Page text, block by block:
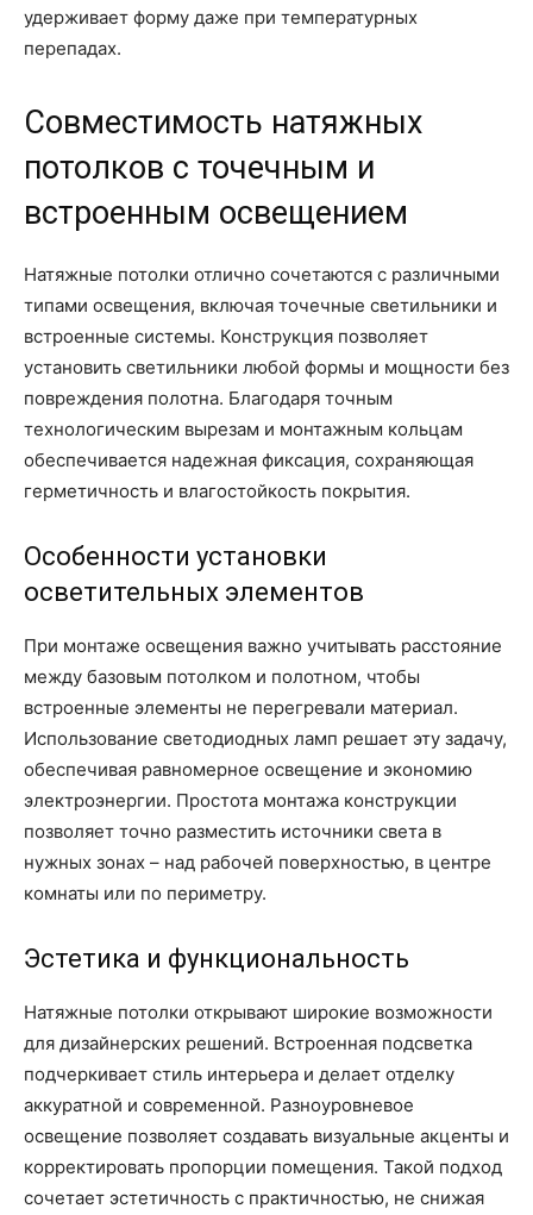
удерживает форму даже при температурных
перепадах.
Совместимость натяжных
потолков с точечным и
встроенным освещением
Натяжные потолки отлично сочетаются с различными
типами освещения, включая точечные светильники и
встроенные системы. Конструкция позволяет
установить светильники любой формы и мощности без
повреждения полотна. Благодаря точным
технологическим вырезам и монтажным кольцам
обеспечивается надежная фиксация, сохраняющая
герметичность и влагостойкость покрытия.
Особенности установки
осветительных элементов
При монтаже освещения важно учитывать расстояние
между базовым потолком и полотном, чтобы
встроенные элементы не перегревали материал.
Использование светодиодных ламп решает эту задачу,
обеспечивая равномерное освещение и экономию
электроэнергии. Простота монтажа конструкции
позволяет точно разместить источники света в
нужных зонах – над рабочей поверхностью, в центре
комнаты или по периметру.
Эстетика и функциональность
Натяжные потолки открывают широкие возможности
для дизайнерских решений. Встроенная подсветка
подчеркивает стиль интерьера и делает отделку
аккуратной и современной. Разноуровневое
освещение позволяет создавать визуальные акценты и
корректировать пропорции помещения. Такой подход
сочетает эстетичность с практичностью, не снижая